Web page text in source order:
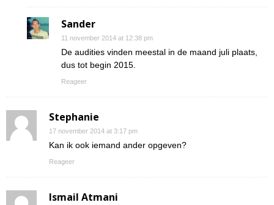
Sander
11 november 2014 at 12:38 pm
De audities vinden meestal in de maand juli plaats,
dus tot begin 2015.
Reageer
Stephanie
17 november 2014 at 3:17 pm
Kan ik ook iemand ander opgeven?
Reageer
Ismail Atmani